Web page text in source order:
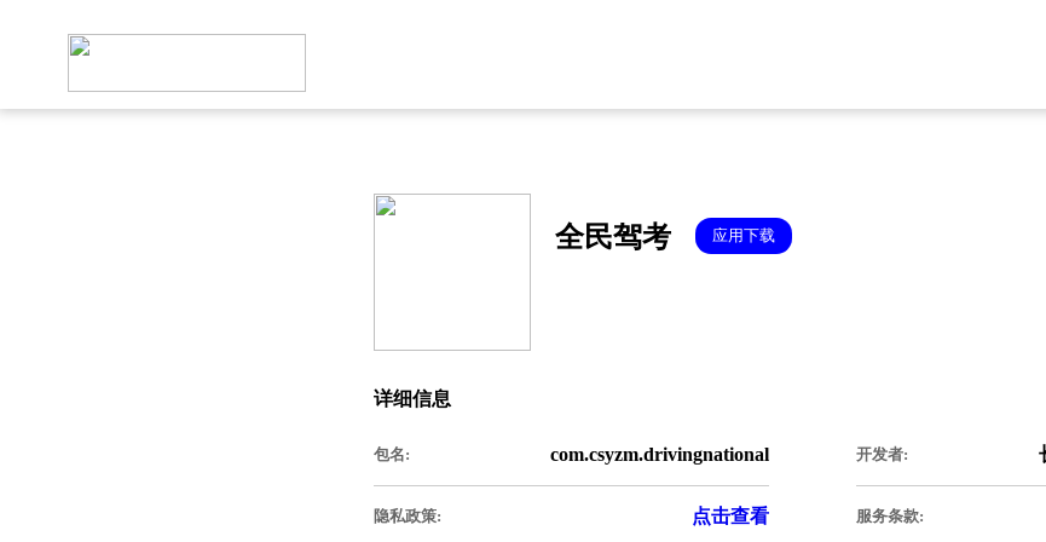
全民驾考 应用下载
详细信息
包名: com.csyzm.drivingnational
隐私政策: 点击查看
开发者:
服务条款: